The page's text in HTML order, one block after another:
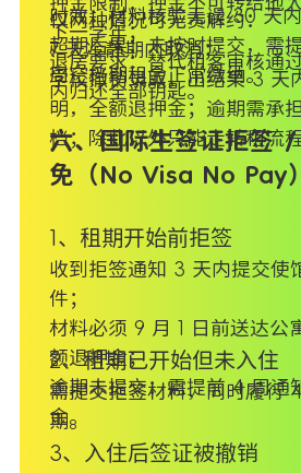
下一学年；
退房要求：替代租客审核通
内归还全部钥匙。
时效：材料核验无误 30 天内
超期后果：未按时提交，需
周空档期租金正常缴纳。
仅两种情况可无责解约：
7 天冷静期内取消；
学校撤销录取，出结果 3 天
明，全额退押金；逾期需承
档；除此以外只能走转租流
六、国际生签证拒签
免（No Visa No Pay）
1、租期开始前拒签
收到拒签通知 3 天内提交使
件；
材料必须 9 月 1 日前送达公
额退押金；
逾期未提交：需提前 4 周通
金。
2、租期已开始但未入住
需提交拒签材料，同时履行
期。
3、入住后签证被撤销